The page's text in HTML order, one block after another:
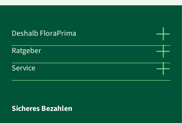
Deshalb FloraPrima
Ratgeber
Service
Sicheres Bezahlen